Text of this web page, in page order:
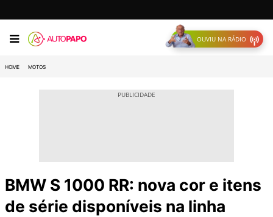
OUVIU NA RÁDIO
HOME MOTOS
BMW S 1000 RR: nova cor e itens
de série disponíveis na linha